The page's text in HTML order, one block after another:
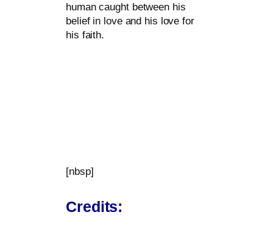
human caught bet­ween his
belief in love and his love for
his faith.
[nbsp]
Credits: